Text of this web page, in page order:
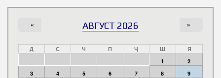
АВГУСТ 2026
« »
Д С Ч П Ҷ Ш
Я
1
2
3
4 5 6 7 8
9